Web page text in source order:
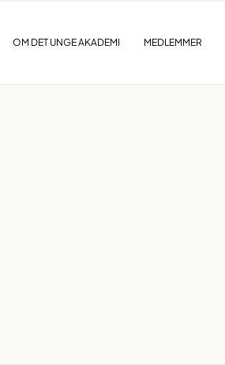
OM DET UNGE AKADEMI MEDLEMMER